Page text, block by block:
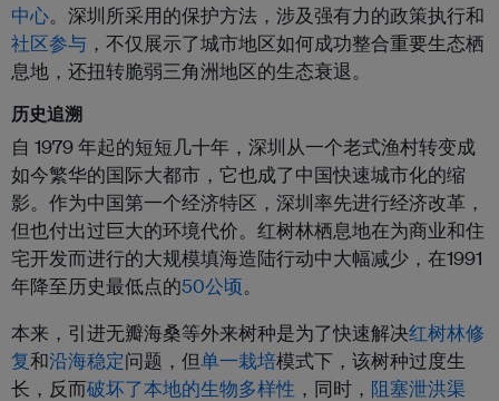
中心。深圳所采用的保护方法，涉及强有力的政策执行和
社区参与 ，不仅展示了城市地区如何成功整合重要生态栖
息地，还扭转脆弱三角洲地区的生态衰退。
历史追溯
自 1979 年起的短短几十年，深圳从一个老式渔村转变成
如今繁华的国际大都市，它也成了中国快速城市化的缩
影。作为中国第一个经济特区，深圳率先进行经济改革，
但也付出过巨大的环境代价。红树林栖息地在为商业和住
宅开发而进行的大规模填海造陆行动中大幅减少，在1991
年降至历史最低点的50公顷。
本来，引进无瓣海桑等外来树种是为了快速解决红树林修
复和沿海稳定问题，但单一栽培模式下，该树种过度生
长，反而破坏了本地的生物多样性 ，同时， 阻塞泄洪渠